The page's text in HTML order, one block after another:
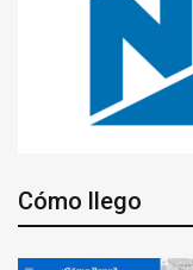
Cómo llego